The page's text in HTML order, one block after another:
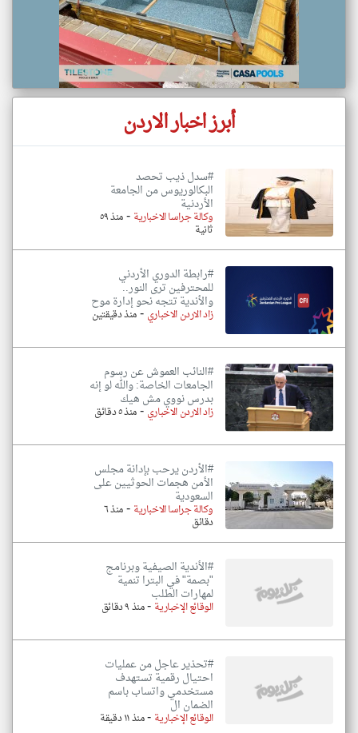
أبرز اخبار الاردن
#سدل ذيب تحصد
البكالوريوس من الجامعة
الأردنية
وكالة جراسا الاخبارية - منذ ٥٩
ثانية
#رابطة الدوري الأردني
للمحترفين ترى النور..
والأندية تتجه نحو إدارة موح
زاد الاردن الاخباري -منذ دقيقتين
#النائب العموش عن رسوم
الجامعات الخاصة: والله لو إنه
بدرس نووي مش هيك
زاد الاردن الاخباري-منذ ٥ دقائق
#الأردن يرحب بإدانة مجلس
الأمن هجمات الحوثيين على
السعودية
وكالة جراسا الاخبارية - منذ ٦
دقائق
#الأندية الصيفية وبرنامج
"بصمة" في البترا تنمية
لمهارات الطلب
الوقائع الإخبارية -منذ ٩ دقائق
#تحذير عاجل من عمليات
احتيال رقمية تستهدف
مستخدمي واتساب باسم
الضمان ال
الوقائع الإخبارية -منذ ١١ دقيقة